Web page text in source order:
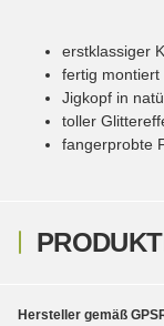
erstklassiger
fertig montiert
Jigkopf in
toller
fangerprobte
Hersteller gemäß